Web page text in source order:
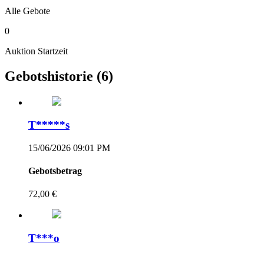
Alle Gebote
0
Auktion Startzeit
Gebotshistorie (6)
T*****s
15/06/2026 09:01 PM
Gebotsbetrag
72,00 €
T***o